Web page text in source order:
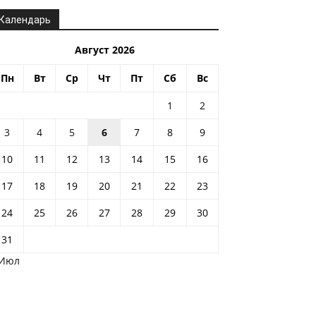
Август 2026
Пн Вт Ср Чт Пт Сб Вс
1
2
3
4 5 6 7 8
9
10
11 12 13 14 15
16
17
18 19 20 21 22
23
24
25 26 27 28 29
30
31